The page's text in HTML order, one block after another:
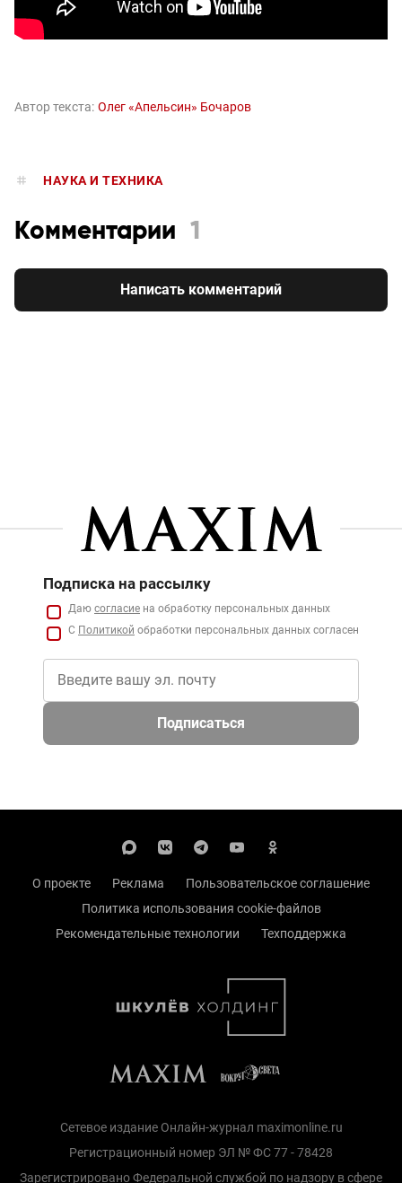
Автор текста: Олег «Апельсин» Бочаров
НАУКА И ТЕХНИКА
Комментарии 1
Написать комментарий
Подписка на рассылку
Даю согласие на обработку персональных данных
С Политикой обработки персональных данных согласен
Подписаться
О проекте Реклама
Пользовательское соглашение
Политика использования cookie-файлов
Рекомендательные технологии
Техподдержка
Сетевое издание Онлайн-журнал maximonline.ru
Регистрационный номер ЭЛ № ФС 77 - 78428
Зарегистрировано Федеральной службой по надзору в сфере